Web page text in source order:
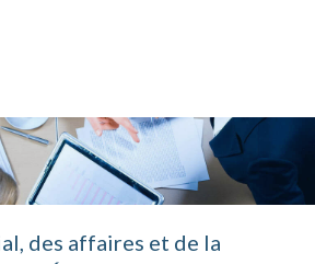
des affaires et de la